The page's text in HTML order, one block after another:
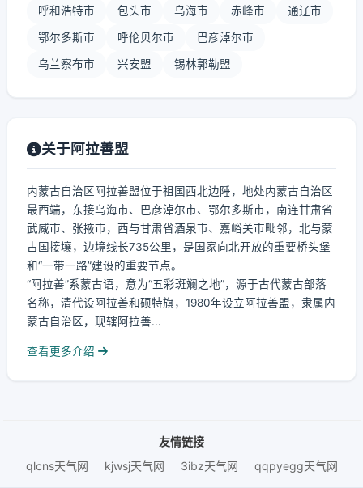
呼和浩特市 包头市 乌海市 赤峰市 通辽市
鄂尔多斯市 呼伦贝尔市 巴彦淖尔市
乌兰察布市 兴安盟 锡林郭勒盟
关于阿拉善盟
内蒙古自治区阿拉善盟位于祖国西北边陲，地处内蒙古自治区
最西端，东接乌海市、巴彦淖尔市、鄂尔多斯市，南连甘肃省
武威市、张掖市，西与甘肃省酒泉市、嘉峪关市毗邻，北与蒙
古国接壤，边境线长735公里，是国家向北开放的重要桥头堡
和“一带一路”建设的重要节点。
“阿拉善”系蒙古语，意为“五彩斑斓之地”，源于古代蒙古部落
名称，清代设阿拉善和硕特旗，1980年设立阿拉善盟，隶属内
蒙古自治区，现辖阿拉善...
查看更多介绍
友情链接
qlcns天气网
kjwsj天气网 3ibz天气网 qqpyegg天气网